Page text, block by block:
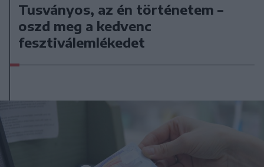
Tusványos, az én történetem –
oszd meg a kedvenc
fesztiválemlékedet